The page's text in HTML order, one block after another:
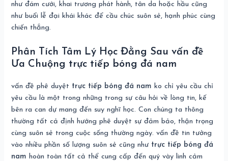
như đám cưới, khai trương phát hành, tân da hoặc hầu cũng
như buổi lễ đại khái khác để cầu chúc suôn sẻ, hạnh phúc cùng
chiến thắng.
Phân Tích Tâm Lý Học Đằng Sau vấn đề
Ưa Chuộng trực tiếp bóng đá nam
vấn đề phê duyệt trực tiếp bóng đá nam ko chỉ yêu cầu chỉ
yêu cầu là một trong những trong sự câu hỏi về lòng tin, kế
bên ra can dự mang đến suy nghĩ học. Con chúng ta thông
thường tất cả định hướng phê duyệt sự đảm bảo, thận trọng
cùng suôn sẻ trong cuộc sống thường ngày. vấn đề tin tưởng
vào nhiều phần số lượng suôn sẻ cũng như trực tiếp bóng đá
nam hoàn toàn tất cả thể cung cấp đến quý vày linh cảm